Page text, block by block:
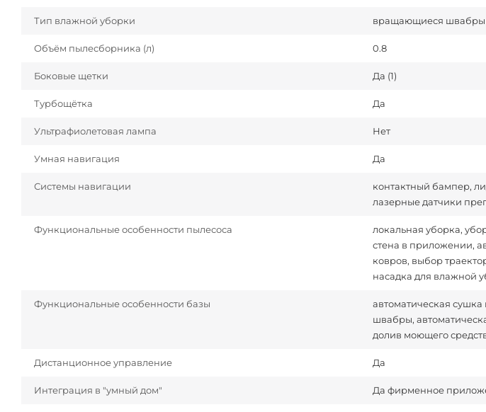
Тип влажной уборки вращающиеся швабры
Объём пылесборника (л) 0.8
Боковые щетки Да (1)
Турбощётка Да
Ультрафиолетовая лампа Нет
Умная навигация Да
Системы навигации
контактный бампер,
лазерные датчики
Функциональные особенности пылесоса
локальная уборка,
стена в приложении,
ковров, выбор
насадка для влажной
Функциональные особенности базы
автоматическая
швабры,
долив моющего
Дистанционное управление Да
Интеграция в "умный дом" Да фирменное